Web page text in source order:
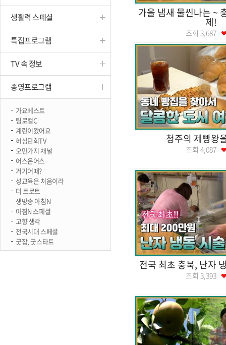
생활력 스페셜
특집프로그램
TV 속 정보
종영프로그램
가요베스트
팀로컬C
계란이왔어요
허심탄회TV
오만가지 채널
어스온어스
거기어때?
성교육은 처음이라
더 트로트
생방송 아침N
아침N 스페셜
고향 생각
전국시대 스페셜
굿잡, 굿스타트
가을 냄새 물씬나는 ~
제!
조회 3,687
청주의 제빵왕
조회 4,087
전국 최초 충북, 난자
조회 3,393